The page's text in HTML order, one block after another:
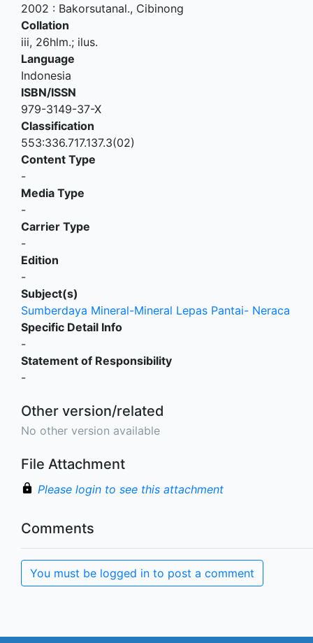
2002 : Bakorsutanal., Cibinong
Collation
iii, 26hlm.; ilus.
Language
Indonesia
ISBN/ISSN
979-3149-37-X
Classification
553:336.717.137.3(02)
Content Type
-
Media Type
-
Carrier Type
-
Edition
-
Subject(s)
Sumberdaya Mineral-Mineral Lepas Pantai- Neraca
Specific Detail Info
-
Statement of Responsibility
-
Other version/related
No other version available
File Attachment
Please login to see this attachment
Comments
You must be logged in to post a comment